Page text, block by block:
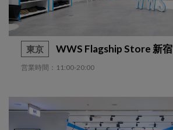
東京 WWS Flagship Store 新宿
営業時間：11:00-20:00